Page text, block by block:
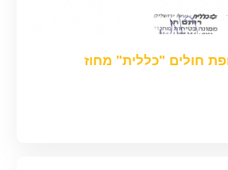
חולים "כללית" מחוז